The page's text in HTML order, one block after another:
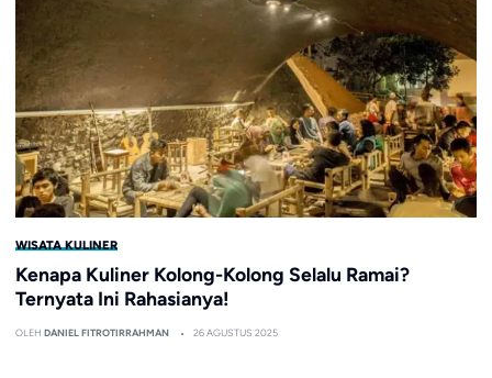
WISATA KULINER
Kenapa Kuliner Kolong-Kolong Selalu Ramai?
Ternyata Ini Rahasianya!
OLEH DANIEL FITROTIRRAHMAN 26 AGUSTUS 2025